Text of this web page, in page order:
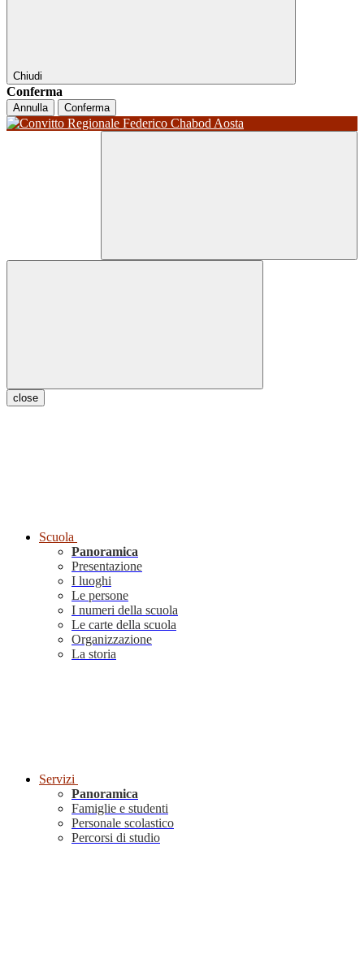
Chiudi
Conferma
Annulla Conferma
close
Scuola
Panoramica
Presentazione
I luoghi
Le persone
I numeri della scuola
Le carte della scuola
Organizzazione
La storia
Servizi
Panoramica
Famiglie e studenti
Personale scolastico
Percorsi di studio